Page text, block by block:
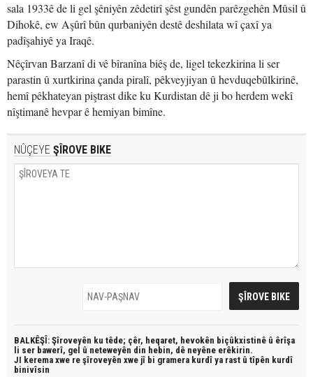
sala 1933ê de li gel şêniyên zêdetirî şêst gundên parêzgehên Mûsil û
Dihokê, ew Aşûrî bûn qurbaniyên destê deshilata wî çaxî ya
padîşahiyê ya Iraqê.
Nêçîrvan Barzanî di vê bîranîna biêş de, ligel tekezkirina li ser
parastin û xurtkirina çanda piralî, pêkveyjiyan û hevduqebûlkirinê,
hemî pêkhateyan piştrast dike ku Kurdistan dê ji bo herdem wekî
nîştimanê hevpar ê hemiyan bimîne.
NÛÇEYE ŞÎROVE BIKE
BALKÊŞÎ: Şîroveyên ku têde; çêr, heqaret, hevokên biçûkxistinê û êrîşa
li ser bawerî, gel û neteweyên din hebin, dê neyêne erêkirin.
JI kerema xwe re şîroveyên xwe jî bi gramera kurdî ya rast û tîpên kurdî
binivîsin